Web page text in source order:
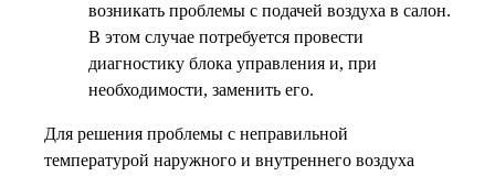
возникать проблемы с подачей воздуха в салон.
В этом случае потребуется провести
диагностику блока управления и, при
необходимости, заменить его.
Для решения проблемы с неправильной
температурой наружного и внутреннего воздуха